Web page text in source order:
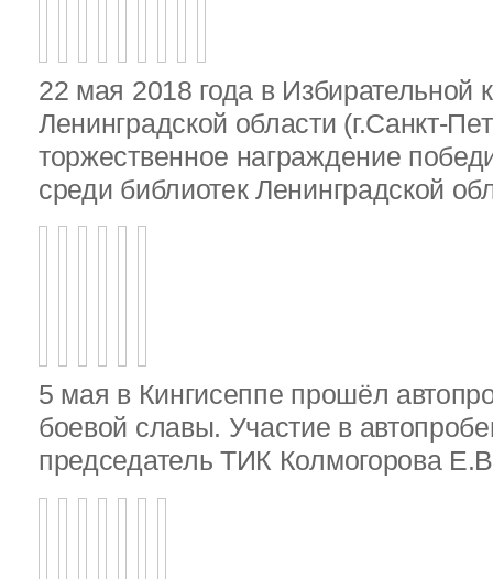
22 мая 2018 года в Избирательной
Ленинградской области (г.Санкт-
торжественное награждение
среди библиотек Ленинградской
5 мая в Кингисеппе прошёл
боевой славы. Участие в
председатель ТИК Колмогорова